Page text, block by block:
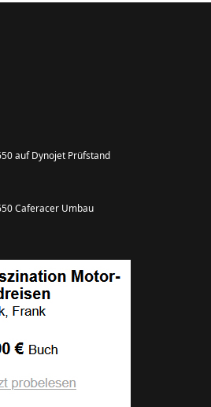
auf Dynojet Prüfstand
Caferacer Umbau